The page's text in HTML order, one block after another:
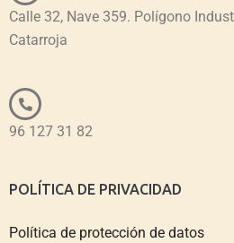
Calle 32, Nave 359. Polígono
Catarroja
96 127 31 82
POLÍTICA DE PRIVACIDAD
Política de protección de datos